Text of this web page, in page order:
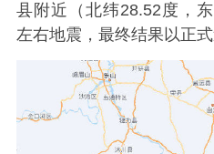
县附近（北纬28.52度，
左右地震，最终结果以正式